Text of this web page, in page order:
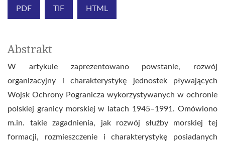
PDF TIF HTML
Abstrakt
W artykule zaprezentowano powstanie, rozwój
organizacyjny i charakterystykę jednostek pływających
Wojsk Ochrony Pogranicza wykorzystywanych w ochronie
polskiej granicy morskiej w latach 1945–1991. Omówiono
m.in. takie zagadnienia, jak rozwój służby morskiej tej
formacji, rozmieszczenie i charakterystykę posiadanych